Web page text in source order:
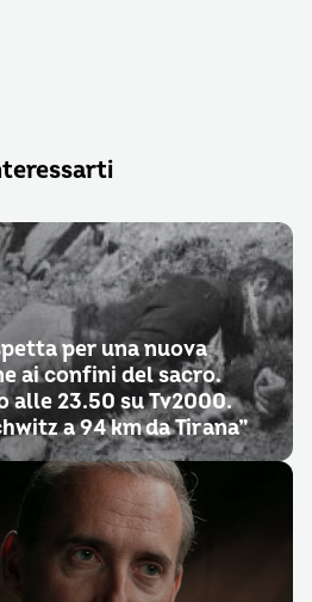
per una nuova
ai confini del sacro.
alle 23.50 su Tv2000.
a 94 km da Tirana”